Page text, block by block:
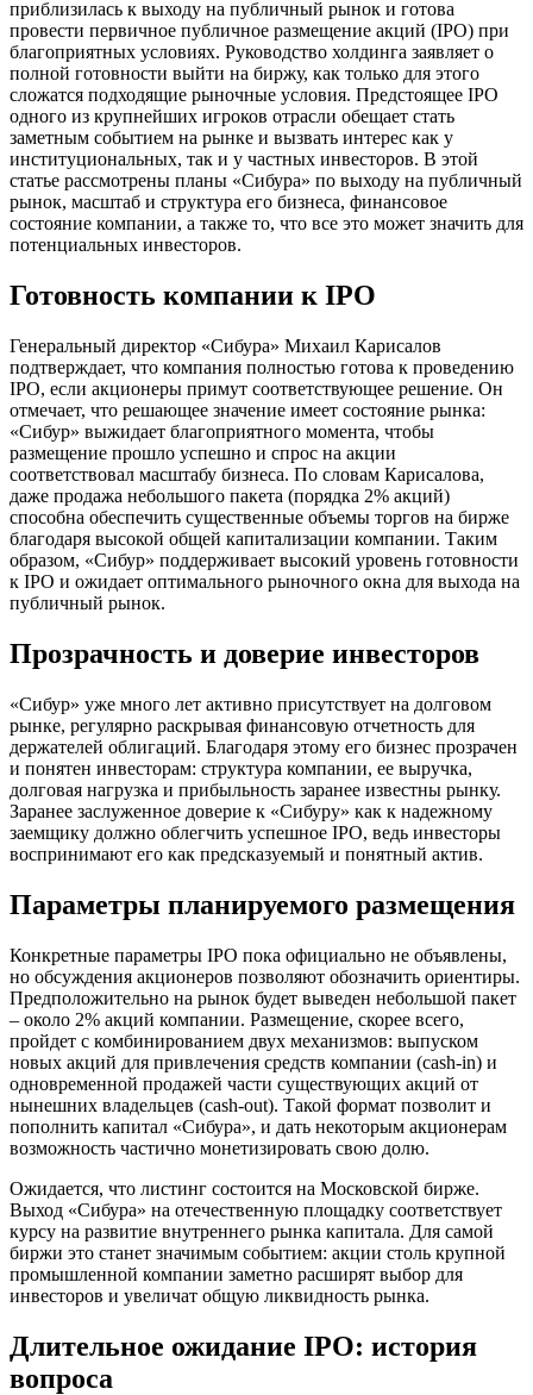
приблизилась к выходу на публичный рынок и готова
провести первичное публичное размещение акций (IPO) при
благоприятных условиях. Руководство холдинга заявляет о
полной готовности выйти на биржу, как только для этого
сложатся подходящие рыночные условия. Предстоящее IPO
одного из крупнейших игроков отрасли обещает стать
заметным событием на рынке и вызвать интерес как у
институциональных, так и у частных инвесторов. В этой
статье рассмотрены планы «Сибура» по выходу на публичный
рынок, масштаб и структура его бизнеса, финансовое
состояние компании, а также то, что все это может значить для
потенциальных инвесторов.
Готовность компании к IPO
Генеральный директор «Сибура» Михаил Карисалов
подтверждает, что компания полностью готова к проведению
IPO, если акционеры примут соответствующее решение. Он
отмечает, что решающее значение имеет состояние рынка:
«Сибур» выжидает благоприятного момента, чтобы
размещение прошло успешно и спрос на акции
соответствовал масштабу бизнеса. По словам Карисалова,
даже продажа небольшого пакета (порядка 2% акций)
способна обеспечить существенные объемы торгов на бирже
благодаря высокой общей капитализации компании. Таким
образом, «Сибур» поддерживает высокий уровень готовности
к IPO и ожидает оптимального рыночного окна для выхода на
публичный рынок.
Прозрачность и доверие инвесторов
«Сибур» уже много лет активно присутствует на долговом
рынке, регулярно раскрывая финансовую отчетность для
держателей облигаций. Благодаря этому его бизнес прозрачен
и понятен инвесторам: структура компании, ее выручка,
долговая нагрузка и прибыльность заранее известны рынку.
Заранее заслуженное доверие к «Сибуру» как к надежному
заемщику должно облегчить успешное IPO, ведь инвесторы
воспринимают его как предсказуемый и понятный актив.
Параметры планируемого размещения
Конкретные параметры IPO пока официально не объявлены,
но обсуждения акционеров позволяют обозначить ориентиры.
Предположительно на рынок будет выведен небольшой пакет
– около 2% акций компании. Размещение, скорее всего,
пройдет с комбинированием двух механизмов: выпуском
новых акций для привлечения средств компании (cash-in) и
одновременной продажей части существующих акций от
нынешних владельцев (cash-out). Такой формат позволит и
пополнить капитал «Сибура», и дать некоторым акционерам
возможность частично монетизировать свою долю.
Ожидается, что листинг состоится на Московской бирже.
Выход «Сибура» на отечественную площадку соответствует
курсу на развитие внутреннего рынка капитала. Для самой
биржи это станет значимым событием: акции столь крупной
промышленной компании заметно расширят выбор для
инвесторов и увеличат общую ликвидность рынка.
Длительное ожидание IPO: история
вопроса